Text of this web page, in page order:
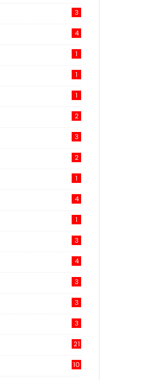
3
4
1
1
1
2
3
2
1
4
1
3
4
3
3
3
21
10